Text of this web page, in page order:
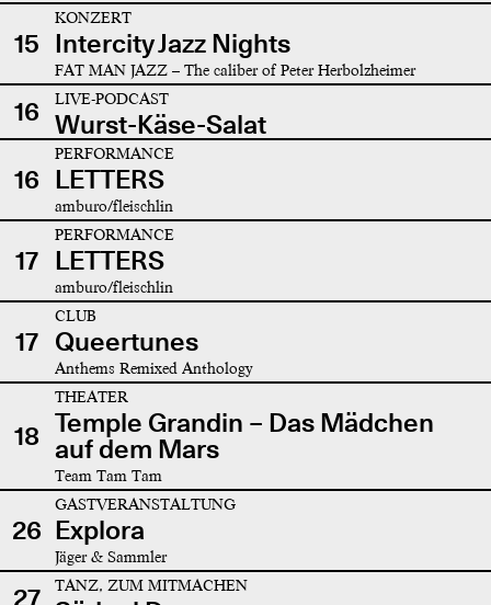
15
KONZERT
Intercity Jazz Nights
FAT MAN JAZZ – The caliber of Peter Herbolzheimer
16 LIVE-PODCAST
Wurst-Käse-Salat
16
PERFORMANCE
LETTERS
amburo/fleischlin
17
PERFORMANCE
LETTERS
amburo/fleischlin
17
CLUB
Queertunes
Anthems Remixed Anthology
18
THEATER
Temple Grandin – Das Mädchen
auf dem Mars
Team Tam Tam
26
GASTVERANSTALTUNG
Explora
Jäger & Sammler
27 TANZ, ZUM MITMACHEN